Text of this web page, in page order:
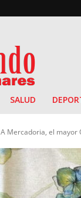
SALUD
A Mercadoria, el mayor